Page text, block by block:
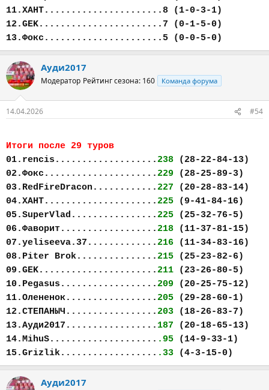
11.ХАНТ......................8 (1-0-3-1)
12.GEK.......................7 (0-1-5-0)
13.Фокс......................5 (0-0-5-0)
Ауди2017
Модератор Рейтинг сезона: 160 Команда форума
14.04.2026 #54
Итоги после 29 туров
01.rencis...................238 (28-22-84-13)
02.Фокс.....................229 (28-25-89-3)
03.RedFireDracon............227 (20-28-83-14)
04.ХАНТ.....................225 (9-41-84-16)
05.SuperVlad................225 (25-32-76-5)
06.Фаворит..................218 (11-37-81-15)
07.yeliseeva.37.............216 (11-34-83-16)
08.Piter Brok...............215 (25-23-82-6)
09.GEK......................211 (23-26-80-5)
10.Pegasus..................209 (20-25-75-12)
11.Олененок.................205 (29-28-60-1)
12.СТЕПАНЫЧ.................203 (18-26-83-7)
13.Ауди2017................. 187 (20-18-65-13)
14.MihuS.................... .95 (14-9-33-1)
15.Grizlik.................. .33 (4-3-15-0)
Ауди2017